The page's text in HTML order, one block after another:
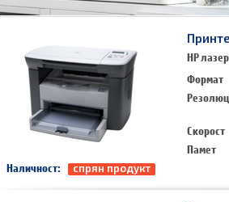
Наличност: спрян продукт
HP
Формат
Скорост
Памет